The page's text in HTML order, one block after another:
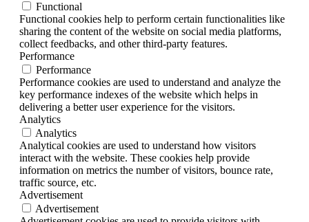
Functional
Functional cookies help to perform certain functionalities like
sharing the content of the website on social media platforms,
collect feedbacks, and other third-party features.
Performance
Performance
Performance cookies are used to understand and analyze the
key performance indexes of the website which helps in
delivering a better user experience for the visitors.
Analytics
Analytics
Analytical cookies are used to understand how visitors
interact with the website. These cookies help provide
information on metrics the number of visitors, bounce rate,
traffic source, etc.
Advertisement
Advertisement